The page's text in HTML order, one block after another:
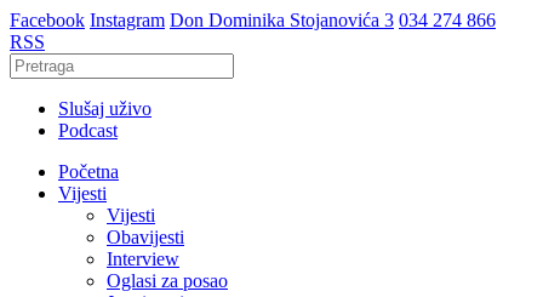
Facebook Instagram Don Dominika Stojanovića 3 034 274 866
RSS
Slušaj uživo
Podcast
Početna
Vijesti
Vijesti
Obavijesti
Interview
Oglasi za posao